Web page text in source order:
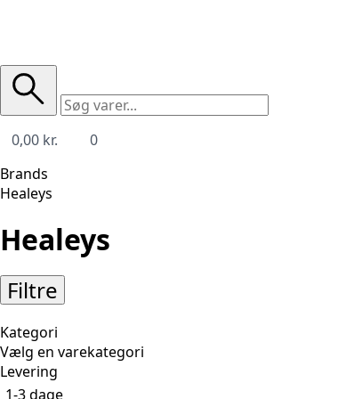
0,00 kr.
0
Brands
Healeys
Healeys
Filtre
Kategori
Levering
1-3 dage